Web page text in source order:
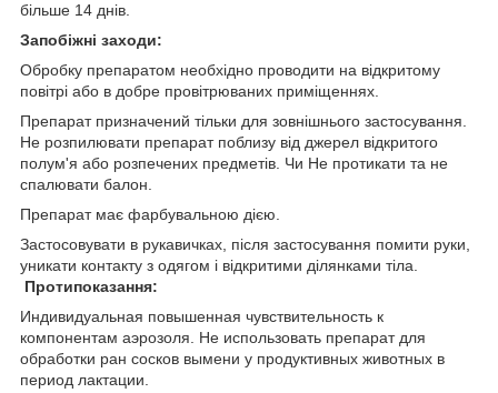
більше 14 днів.
Запобіжні заходи:
Обробку препаратом необхідно проводити на відкритому
повітрі або в добре провітрюваних приміщеннях.
Препарат призначений тільки для зовнішнього застосування.
Не розпилювати препарат поблизу від джерел відкритого
полум'я або розпечених предметів. Чи Не протикати та не
спалювати балон.
Препарат має фарбувальною дією.
Застосовувати в рукавичках, після застосування помити руки,
уникати контакту з одягом і відкритими ділянками тіла.
Протипоказання:
Индивидуальная повышенная чувствительность к
компонентам аэрозоля. Не использовать препарат для
обработки ран сосков вымени у продуктивных животных в
период лактации.